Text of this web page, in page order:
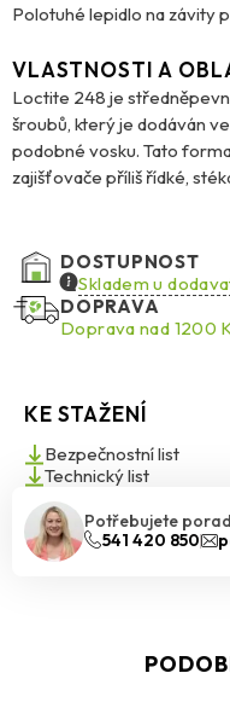
Polotuhé lepidlo na závity
VLASTNOSTI A
Loctite 248 je
šroubů, který je dodáván
podobné vosku. Tato
zajišťovače příliš řídké,
zajišťuje rovnoměrné
jako kapalná závitová
vzduchu v uzavřené spáře
stejné pevnostní
Tyčinkové lepidlo je
středněpevnostní zajištění
bez přístupu vzduchu a je
do velikosti M50. Pokud
zajišťovacího lepidla,
DOSTUPNOST
Skladem u
DOPRAVA
Doprava nad 1200
KE STAŽENÍ
Bezpečnostní list
Technický list
Potřebujete
541 420 850